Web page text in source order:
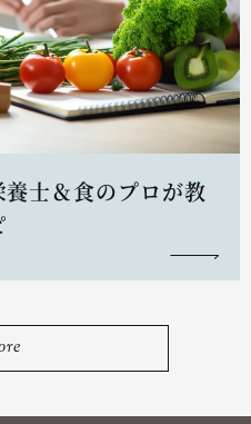
養士＆食のプロが教